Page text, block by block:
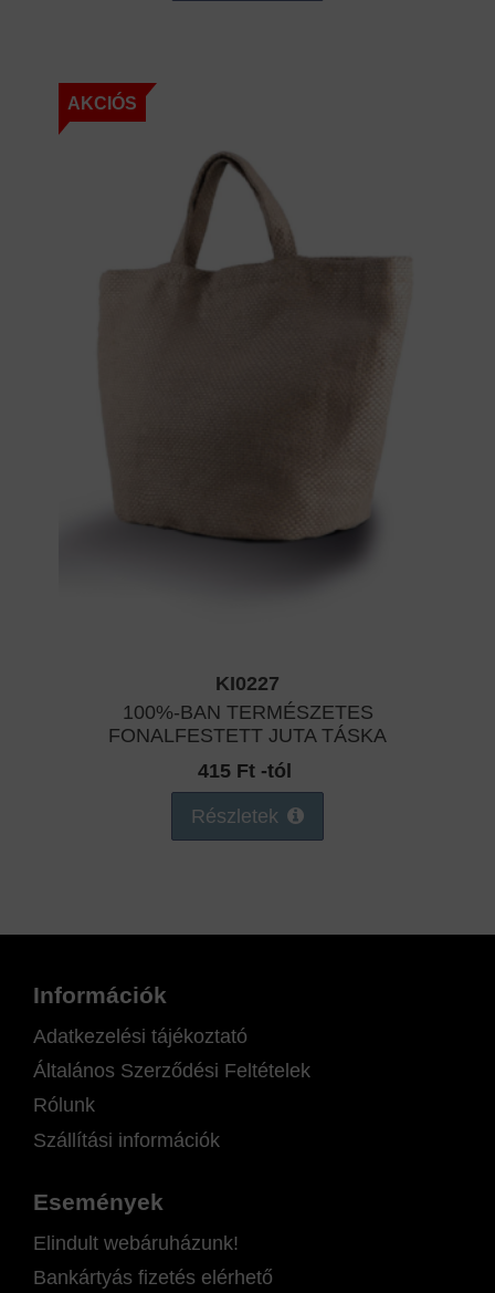
AKCIÓS
KI0227
100%-BAN TERMÉSZETES
FONALFESTETT JUTA TÁSKA
415 Ft -tól
Részletek
Információk
Adatkezelési tájékoztató
Általános Szerződési Feltételek
Rólunk
Szállítási információk
Események
Elindult webáruházunk!
Bankártyás fizetés elérhető